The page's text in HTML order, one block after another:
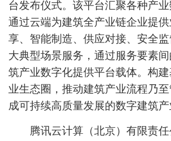
台发布仪式。该平台汇聚各种产业
通过云端为建筑全产业链企业提
享、智能制造、供应对接、安全
大典型场景服务，通过服务要素
筑产业数字化提供平台载体。构
业生态圈，推动建筑产业流程乃
成可持续高质量发展的数字建筑产
腾讯云计算（北京）有限责